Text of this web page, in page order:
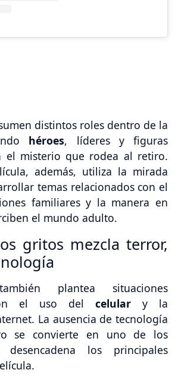
distintos roles dentro de la
héroes, líderes y figuras
el misterio que rodea al retiro.
además, utiliza la mirada
temas relacionados con el
familiares y la manera en
el mundo adulto.
gritos mezcla terror,
plantea situaciones
el uso del celular y la
La ausencia de tecnología
se convierte en uno de los
desencadena los principales